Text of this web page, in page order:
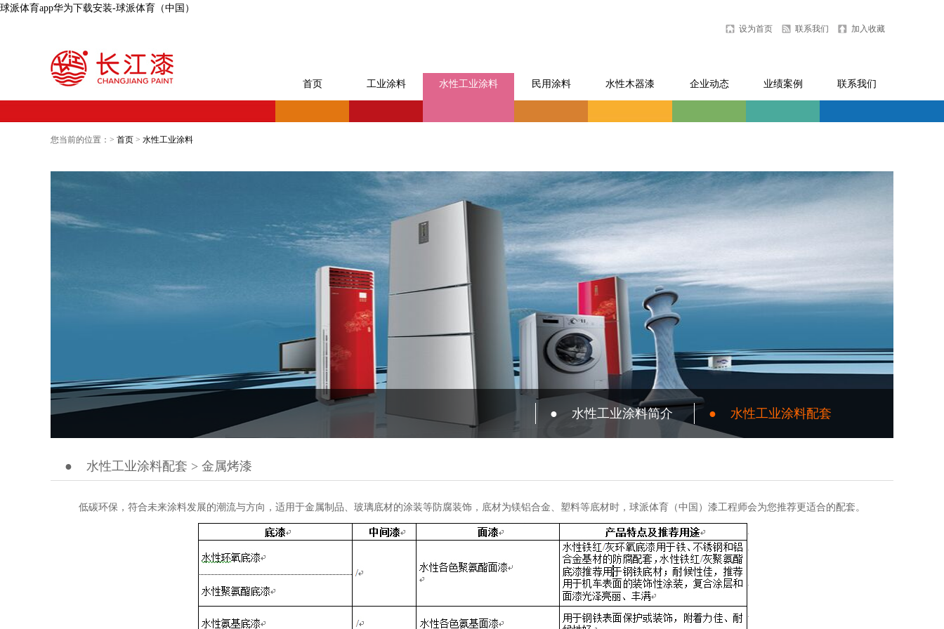
球派体育app华为下载安装-球派体育（中国）
设为首页 联系我们 加入收藏
首页 工业涂料 水性工业涂料 民用涂料 水性木器漆 企业动态 业绩案例 联系我们
您当前的位置：> 首页 > 水性工业涂料
● 水性工业涂料简介 ● 水性工业涂料配套
● 水性工业涂料配套 > 金属烤漆
低碳环保，符合未来涂料发展的潮流与方向，适用于金属制品、玻璃底材的涂装等防腐装饰，底材为镁铝合金、塑料等底材时，球派体育（中国）漆工程师会为您推荐更适合的配套。